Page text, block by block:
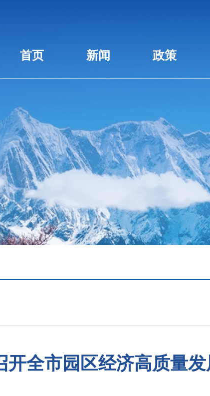
首页 新闻 政策
开全市园区经济高质量